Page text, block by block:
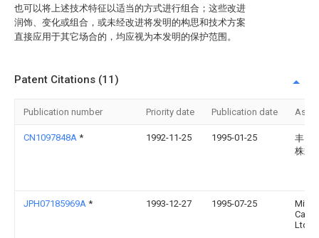
也可以将上述技术特征以适当的方式进行组合；这些改进
润饰、变化或组合，或未经改进将发明的构思和技术方案
直接应用于其它场合的，均应视为本发明的保护范围。
Patent Citations (11)
Publication number Priority date Publication date
CN1097848A * 1992-11-25 1995-01-25
丰田
株式
JPH07185969A * 1993-12-27 1995-07-25
Ltd